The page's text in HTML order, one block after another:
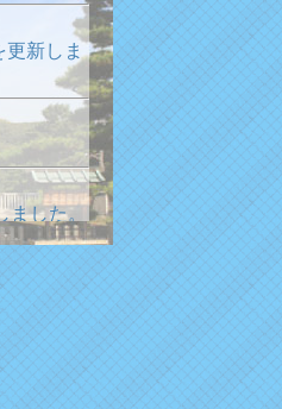
新しま
した。
ました。
した。